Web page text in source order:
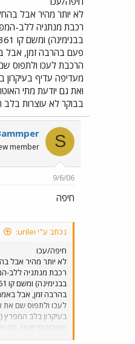
לא יותר מהיר אבל
רכבת מנתניה ללב-
פעם בהרבה זמן, אבל
הרכבת לעכו ולתפוס
מעדיפה עדיף בעיקרון
ואת גם יודעת מתי
בבוקר לא עוצרות
S
member
9/6/06
חיפה
נכתב ע"י urilei:
חיפה/עכו
לא יותר מהיר אבל
רכבת מנתניה ללב-
בהרבה זמן, אבל
לעכו ולתפוס שם את
בעיקרון בלב המפרץ
האוטובוס יוצא), מה